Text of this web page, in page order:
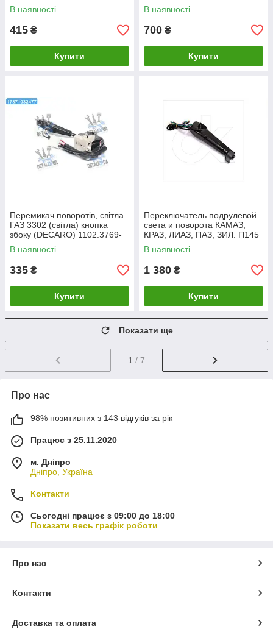
В наявності
415 ₴
Купити
В наявності
700 ₴
Купити
Перемикач поворотів, світла
ГАЗ 3302 (світла) кнопка
збоку (DECARO) 1102.3769-
02 UA1
В наявності
335 ₴
Купити
Переключатель подрулевой
света и поворота КАМАЗ,
КРАЗ, ЛИАЗ, ПАЗ, ЗИЛ. П145
(метал. корпус) (пр-во ДК)
В наявності
1 380 ₴
Купити
Показати ще
1 / 7
Про нас
98% позитивних з 143 відгуків за рік
Працює з 25.11.2020
м. Дніпро
Дніпро, Україна
Контакти
Сьогодні працює з 09:00 до 18:00
Показати весь графік роботи
Про нас
Контакти
Доставка та оплата